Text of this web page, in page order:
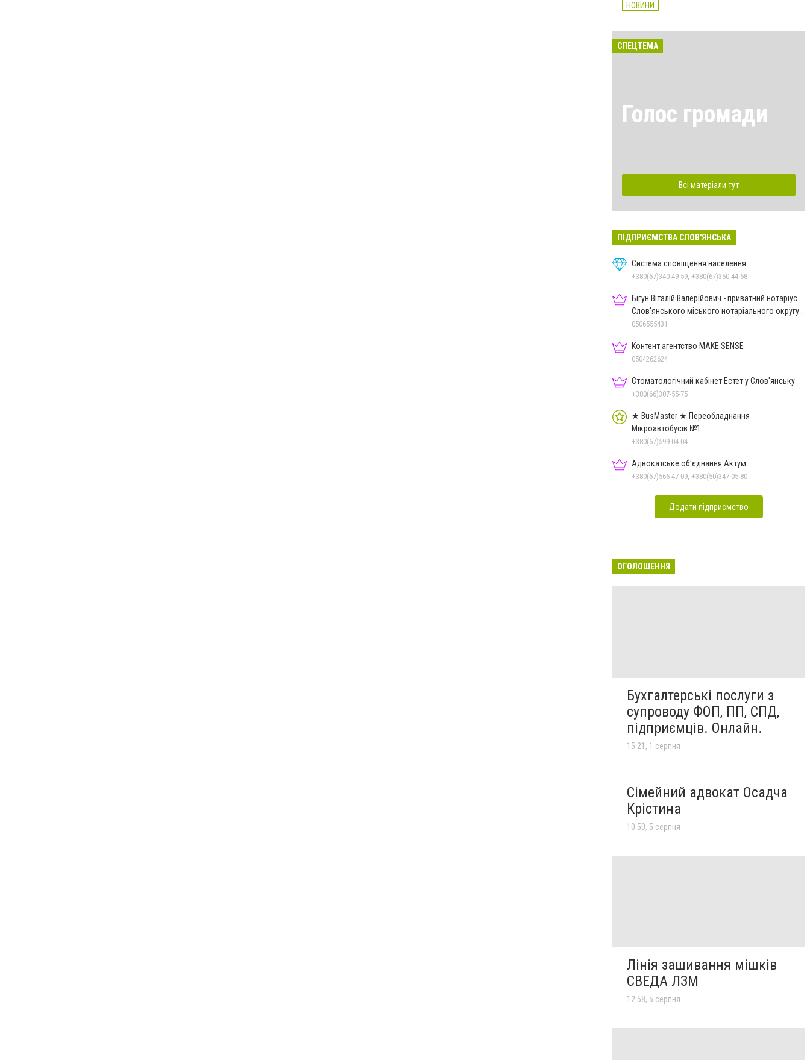
НОВИНИ
СПЕЦТЕМА
Голос громади
Всі матеріали тут
ПІДПРИЄМСТВА СЛОВ'ЯНСЬКА
Система сповіщення населення
+380(67)340-49-59, +380(67)350-44-68
Бігун Віталій Валерійович - приватний нотаріус
Слов'янського міського нотаріального округу
Дон.обл.
0506555431
Контент агентство MAKE SENSE
0504262624
Стоматологічний кабінет Естет у Слов'янську
+380(66)307-55-75
★ BusMaster ★ Переобладнання
Мікроавтобусів №1
+380(67)599-04-04
Адвокатське об'єднання Актум
+380(67)566-47-09, +380(50)347-05-80
Додати підприємство
ОГОЛОШЕННЯ
Бухгалтерські послуги з
супроводу ФОП, ПП, СПД,
підприємців. Онлайн.
15:21, 1 серпня
Сімейний адвокат Осадча
Крістина
10:50, 5 серпня
Лінія зашивання мішків
СВЕДА ЛЗМ
12:58, 5 серпня